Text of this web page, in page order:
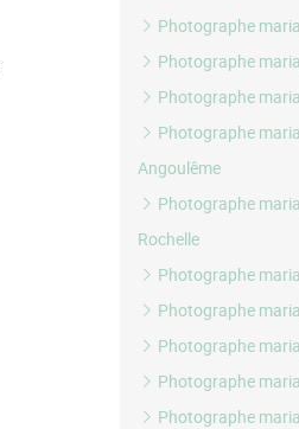
Photographe
Photographe
Photographe
Photographe
Angoulême
Photographe
Rochelle
Photographe
Photographe
Photographe
Photographe
Photographe